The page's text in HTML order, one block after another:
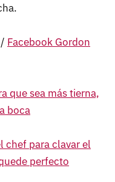
/ Facebook Gordon
que sea más tierna,
boca
chef para clavar el
perfecto